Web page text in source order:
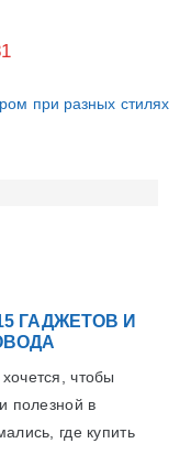
при разных стилях
ГАДЖЕТОВ И
чтобы
полезной в
где купить